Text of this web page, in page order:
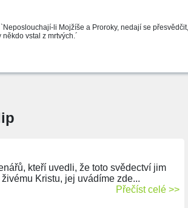
li Mojžíše a Proroky, nedají se přesvědčit,
někdo vstal z mrtvých.´
kteří uvedli, že toto svědectví jim
Kristu, jej uvádíme zde...
Přečíst celé >>